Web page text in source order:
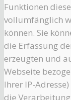
Funktionen
vollumfänglich
können. Sie
die Erfassung
erzeugten und
Webseite
Ihrer IP-
die